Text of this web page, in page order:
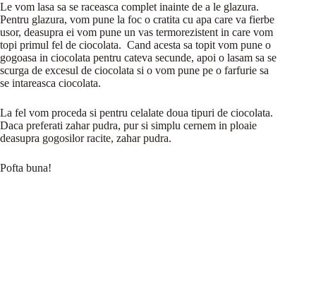
Le vom lasa sa se raceasca complet inainte de a le glazura.
Pentru glazura, vom pune la foc o cratita cu apa care va fierbe
usor, deasupra ei vom pune un vas termorezistent in care vom
topi primul fel de ciocolata. Cand acesta sa topit vom pune o
gogoasa in ciocolata pentru cateva secunde, apoi o lasam sa se
scurga de excesul de ciocolata si o vom pune pe o farfurie sa
se intareasca ciocolata.
La fel vom proceda si pentru celalate doua tipuri de ciocolata.
Daca preferati zahar pudra, pur si simplu cernem in ploaie
deasupra gogosilor racite, zahar pudra.
Pofta buna!